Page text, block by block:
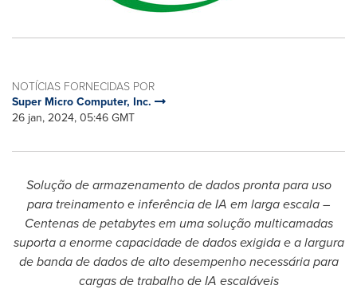
NOTÍCIAS FORNECIDAS POR
Super Micro Computer, Inc.
26 jan, 2024, 05:46 GMT
Solução de armazenamento de dados pronta para uso
para treinamento e inferência de IA em larga escala –
Centenas de petabytes em uma solução multicamadas
suporta a enorme capacidade de dados exigida e a largura
de banda de dados de alto desempenho necessária para
cargas de trabalho de IA escaláveis